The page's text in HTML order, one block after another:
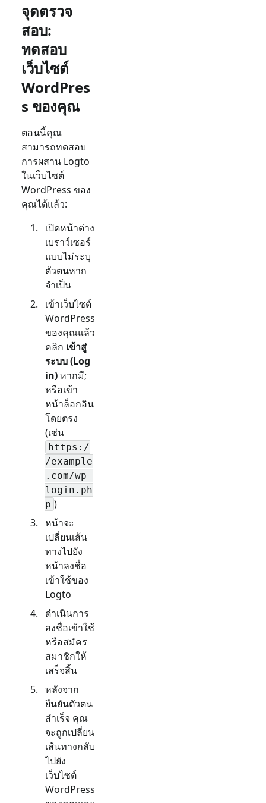
จุดตรวจ
สอบ:
ทดสอบ
เว็บไซต์
WordPres
s ของคุณ
ตอนนี้คุณ
สามารถทดสอบ
การผสาน Logto
ในเว็บไซต์
WordPress ของ
คุณได้แล้ว:
เปิดหน้าต่าง
เบราว์เซอร์
แบบไม่ระบุ
ตัวตนหาก
จำเป็น
เข้าเว็บไซต์
WordPress
ของคุณแล้ว
คลิก เข้าสู่
ระบบ (Log
in)หากมี;
หรือเข้า
หน้าล็อกอิน
โดยตรง
(เช่น
https:/
/example
.com/wp-
login.ph
p )
หน้าจะ
เปลี่ยนเส้น
ทางไปยัง
หน้าลงชื่อ
เข้าใช้ของ
Logto
ดำเนินการ
ลงชื่อเข้าใช้
หรือสมัคร
สมาชิกให้
เสร็จสิ้น
หลังจาก
ยืนยันตัวตน
สำเร็จ คุณ
จะถูกเปลี่ยน
เส้นทางกลับ
ไปยัง
เว็บไซต์
WordPress